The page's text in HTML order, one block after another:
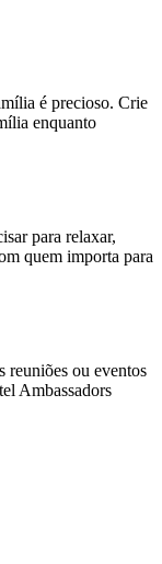
é precioso. Crie
enquanto
para relaxar,
quem importa para
reuniões ou eventos
Ambassadors